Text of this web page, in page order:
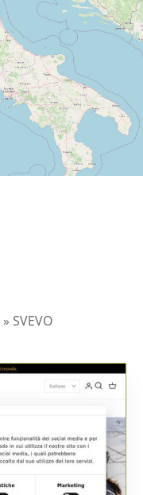
» SVEVO